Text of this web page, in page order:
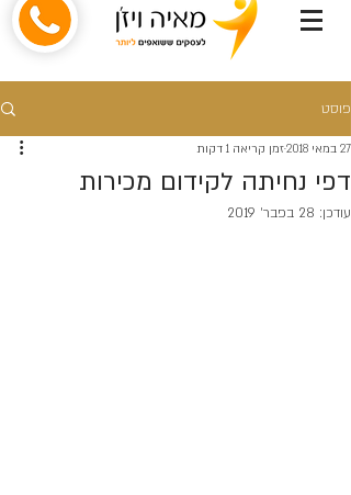
פוסט
דפי נחיתה לקידום מכירות
27 במאי 2018 זמן קריאה 1 דקות
עודכן: 28 בפבר׳ 2019